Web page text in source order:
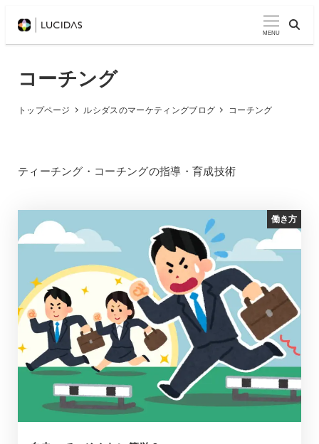
MENU
コーチング
トップページ ルシダスのマーケティングブログ コーチング
ティーチング・コーチングの指導・育成技術
働き方